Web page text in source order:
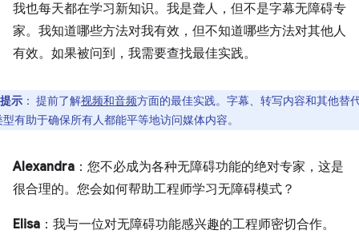
我也每天都在学习新知识。我是聋人，但不是字幕无障碍专
家。我知道哪些方法对我有效，但不知道哪些方法对其他人
有效。如果被问到，我需要查找最佳实践。
提示 ： 提前了解视频和音频方面的最佳实践。字幕、转写内容和其他替
有助于确保所有人都能平等地访问媒体内容。
Alexandra ：您不必成为各种无障碍功能的绝对专家，这是
很合理的。您会如何帮助工程师学习无障碍模式？
Elisa ：我与一位对无障碍功能感兴趣的工程师密切合作。